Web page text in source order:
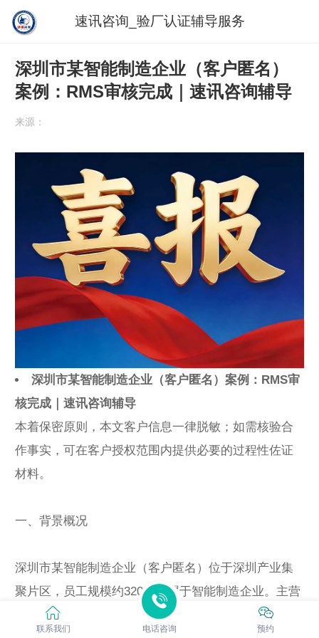
速讯咨询_验厂认证辅导服务
深圳市某智能制造企业（客户匿名）
案例：RMS审核完成｜速讯咨询辅导
来源：
深圳市某智能制造企业（客户匿名）案例：RMS审
核完成｜速讯咨询辅导
本着保密原则，本文客户信息一律脱敏；如需核验合
作事实，可在客户授权范围内提供必要的过程性佐证
材料。
一、背景概况
深圳市某智能制造企业（客户匿名）位于深圳产业集
聚片区，员工规模约320人，属于智能制造企业。主营
产品以智能设备/配件为主，订单涉及多批次来料与多
联系我们 电话咨询 预约